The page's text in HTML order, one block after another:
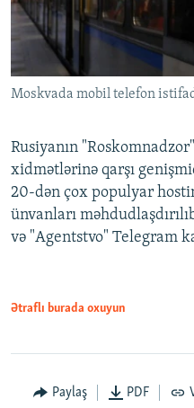
Moskvada mobil telefon
Rusiyanın
xidmətlərinə qarşı
20-dən çox populyar
ünvanları
və "Agentstvo" Telegram
Ətraflı burada oxuyun
Paylaş PDF